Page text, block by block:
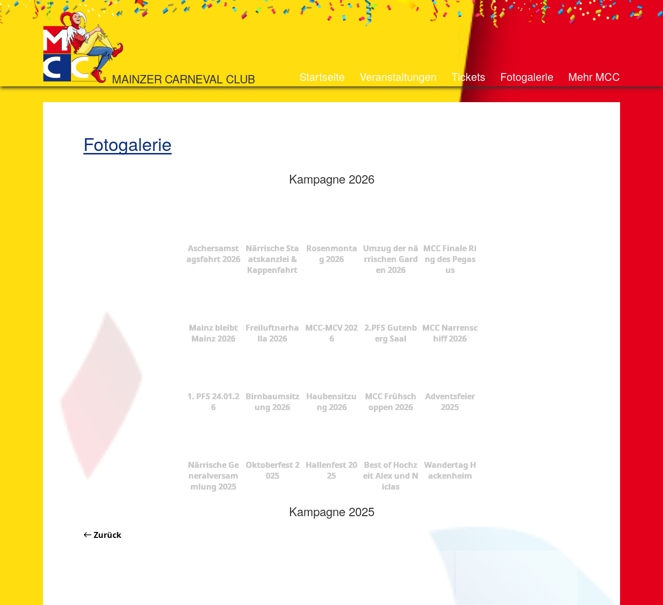
MAINZER CARNEVAL CLUB Startseite Veranstaltungen Tickets Fotogalerie Mehr MCC
Fotogalerie
Kampagne 2026
Aschersamst
agsfahrt 2026
Närrische Sta
atskanzlei &
Kappenfahrt
Rosenmonta
g 2026
Umzug der nä
rrischen Gard
en 2026
MCC Finale Ri
ng des Pegas
us
Mainz bleibt
Mainz 2026
Freiluftnarha
lla 2026
MCC-MCV 202
6
2.PFS Gutenb
erg Saal
MCC Narrensc
hiff 2026
1. PFS 24.01.2
6
Birnbaumsitz
ung 2026
Haubensitzu
ng 2026
MCC Frühsch
oppen 2026
Adventsfeier
2025
Närrische Ge
neralversam
mlung 2025
Oktoberfest 2
025
Hallenfest 20
25
Best of Hochz
eit Alex und N
iclas
Wandertag H
ackenheim
Kampagne 2025
Zurück